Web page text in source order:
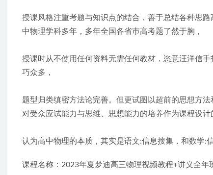
授课风格注重考题与知识点的结合，善于总结各种思
中物理学科多年，多年全国各省巿高考题了然于胸，
授课时从不使用任何资料无需任何教材，恣意汪洋信
巧众多，
题型归类缜密方法论完善。但更试图以超前的思想方
对受众应试能力与思维、思想能力的培养作为课程设计
认为高中物理的本质，其实是语文:信息搜集，和数学:
课程名称：2023年夏梦迪高三物理视频教程+讲义全年